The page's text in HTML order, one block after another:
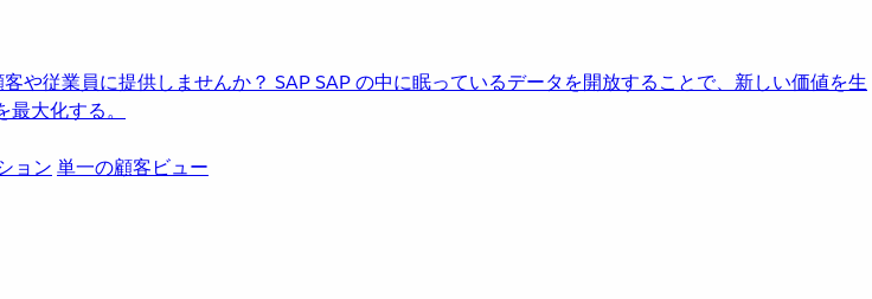
や従業員に提供しませんか？ SAPSAP の中に眠っているデータを開放することで、新しい価値を生
大化する。
ョン 単一の顧客ビュー